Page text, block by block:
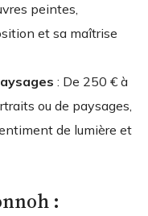
peintes,
et sa maîtrise
: De 250 € à
ou de paysages,
de lumière et
: